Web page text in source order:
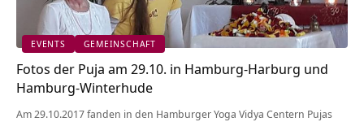
EVENTS GEMEINSCHAFT
Fotos der Puja am 29.10. in Hamburg-Harburg und
Hamburg-Winterhude
Am 29.10.2017 fanden in den Hamburger Yoga Vidya Centern Pujas